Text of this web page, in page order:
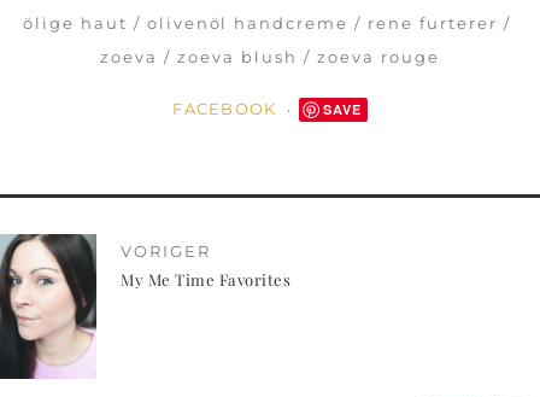
ölige haut
olivenöl handcreme
rene furterer
zoeva
zoeva blush zoeva rouge
FACEBOOK SAVE
VORIGER
My Me Time Favorites